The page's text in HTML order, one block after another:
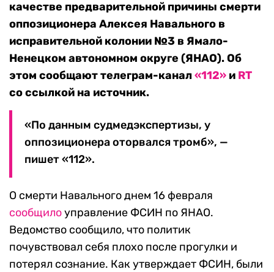
качестве предварительной причины смерти
оппозиционера Алексея Навального в
исправительной колонии №3 в Ямало-
Ненецком автономном округе (ЯНАО). Об
этом сообщают телеграм-канал«112» и RT
со ссылкой на источник.
«По данным судмедэкспертизы, у
оппозиционера оторвался тромб», —
пишет «112».
О смерти Навального днем 16 февраля
сообщилоуправление ФСИН по ЯНАО.
Ведомство сообщило, что политик
почувствовал себя плохо после прогулки и
потерял сознание. Как утверждает ФСИН, были